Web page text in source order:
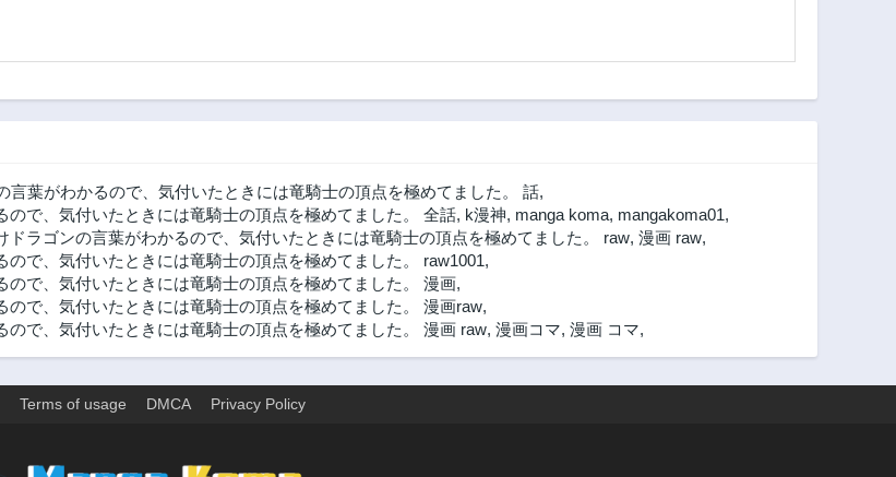
葉がわかるので、気付いたときには竜騎士の頂点を極めてました。 話,
で、気付いたときには竜騎士の頂点を極めてました。 全話, k漫神, manga koma, mangakoma01,
ドラゴンの言葉がわかるので、気付いたときには竜騎士の頂点を極めてました。 raw, 漫画 raw,
で、気付いたときには竜騎士の頂点を極めてました。 raw1001,
で、気付いたときには竜騎士の頂点を極めてました。 漫画,
で、気付いたときには竜騎士の頂点を極めてました。 漫画raw,
で、気付いたときには竜騎士の頂点を極めてました。 漫画 raw, 漫画コマ, 漫画 コマ,
Terms of usage DMCA Privacy Policy